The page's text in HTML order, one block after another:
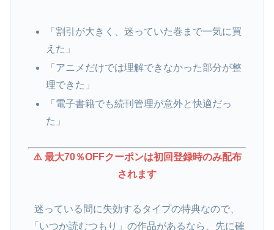
「割引が大きく、迷っていた巻まで一気に買
えた」
「アニメだけでは理解できなかった部分が整
理できた」
「電子書籍でも続刊管理が意外と快適だっ
た」
⚠️ 最大70％OFFクーポンは初回登録時のみ配布
されます
迷っている間に失効するタイプの特典なので、
「いつか読むつもり」の作品があるなら、先に確